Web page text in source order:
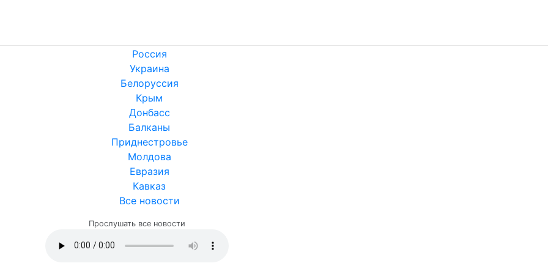
Россия
Украина
Белоруссия
Крым
Донбасс
Балканы
Приднестровье
Молдова
Евразия
Кавказ
Все новости
Прослушать все новости